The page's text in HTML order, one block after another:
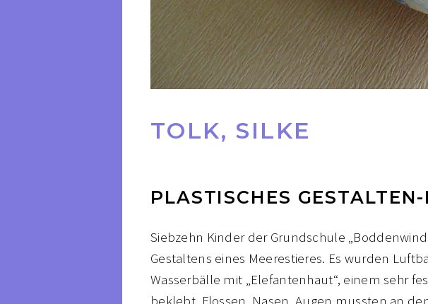
TOLK, SILKE
PLASTISCHES
Siebzehn Kinder der Grundschule
Gestaltens eines Meerestieres. Es wurden
Wasserbälle mit „Elefantenhaut“, einem sehr